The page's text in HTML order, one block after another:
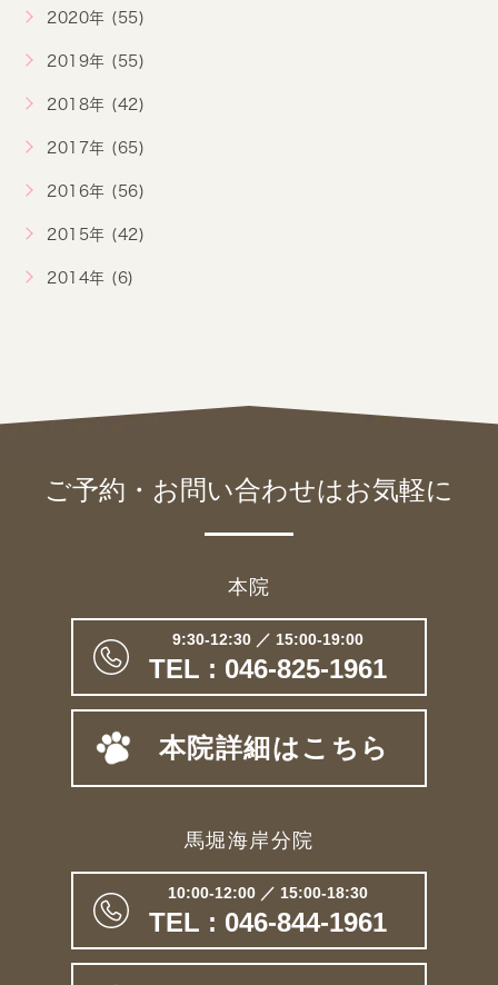
2020年 (55)
2019年 (55)
2018年 (42)
2017年 (65)
2016年 (56)
2015年 (42)
2014年 (6)
ご予約・お問い合わせはお気軽に
本院
9:30-12:30 ／ 15:00-19:00
TEL : 046-825-1961
本院詳細はこちら
馬堀海岸分院
10:00-12:00 ／ 15:00-18:30
TEL : 046-844-1961